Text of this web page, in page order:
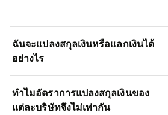
ฉันจะแปลงสกุลเงินหรือแลกเงินได้
อย่างไร
ทำไมอัตราการแปลงสกุลเงินของ
แต่ละบริษัทจึงไม่เท่ากัน